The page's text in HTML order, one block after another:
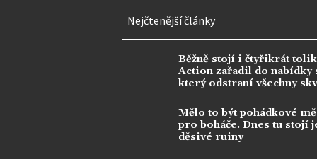
Nejčtenější články
Běžně stojí i čtyřikrát
Action zařadil do nabídky
který odstraní všechny
Mělo to být pohádkové
pro boháče. Dnes tu stojí
děsivé ruiny